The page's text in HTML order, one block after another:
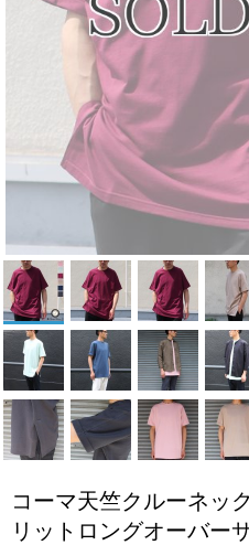
コーマ天竺クルーネッ
リットロングオーバー